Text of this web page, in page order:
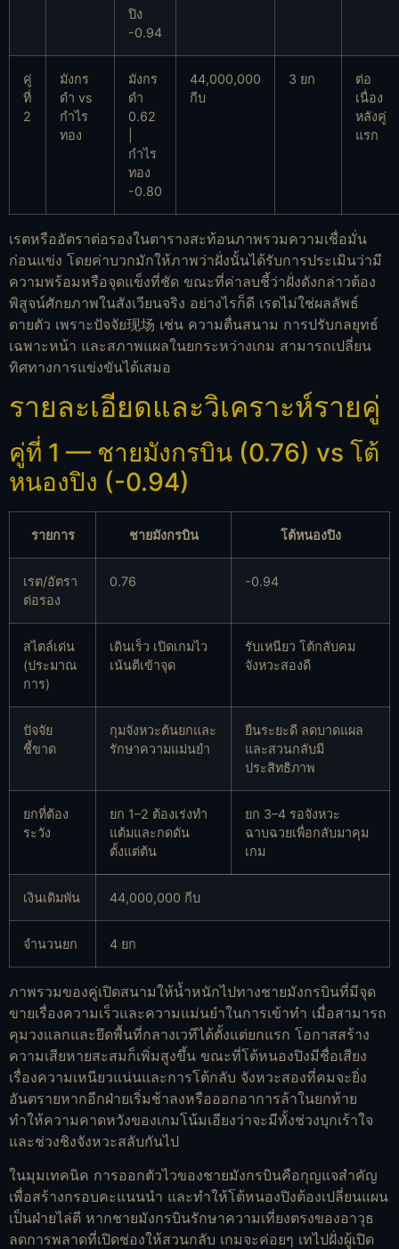
ปิง
-0.94
คู่
ที่
2
มังกร
ดำ vs
กำไร
ทอง
มังกร
ดำ
0.62
กำไร
ทอง
-0.80
44,000,000
กีบ
3 ยก
ต่อ
เนื่อง
หลังคู่
แรก
เรตหรืออัตราต่อรองในตารางสะท้อนภาพรวมความเชื่อมั่น
ก่อนแข่ง โดยค่าบวกมักให้ภาพว่าฝั่งนั้นได้รับการประเมินว่ามี
ความพร้อมหรือจุดแข็งที่ชัด ขณะที่ค่าลบชี้ว่าฝั่งดังกล่าวต้อง
พิสูจน์ศักยภาพในสังเวียนจริง อย่างไรก็ดี เรตไม่ใช่ผลลัพธ์
ตายตัว เพราะปัจจัย现场 เช่น ความตื่นสนาม การปรับกลยุทธ์
เฉพาะหน้า และสภาพแผลในยกระหว่างเกม สามารถเปลี่ยน
ทิศทางการแข่งขันได้เสมอ
รายละเอียดและวิเคราะห์รายคู่
คู่ที่ 1 — ชายมังกรบิน (0.76) vs โต้
หนองปิง (-0.94)
รายการ ชายมังกรบิน โต้หนองปิง
เรต/อัตรา
ต่อรอง
0.76 -0.94
สไตล์เด่น
(ประมาณ
การ)
เดินเร็ว เปิดเกมไว
เน้นตีเข้าจุด
รับเหนียว โต้กลับคม
จังหวะสองดี
ปัจจัย
ชี้ขาด
กุมจังหวะต้นยกและ
รักษาความแม่นยำ
ยืนระยะดี ลดบาดแผล
และสวนกลับมี
ประสิทธิภาพ
ยกที่ต้อง
ระวัง
ยก 1–2 ต้องเร่งทำ
แต้มและกดดัน
ตั้งแต่ต้น
ยก 3–4 รอจังหวะ
ฉาบฉวยเพื่อกลับมาคุม
เกม
เงินเดิมพัน 44,000,000 กีบ
จำนวนยก 4 ยก
ภาพรวมของคู่เปิดสนามให้น้ำหนักไปทางชายมังกรบินที่มีจุด
ขายเรื่องความเร็วและความแม่นยำในการเข้าทำ เมื่อสามารถ
คุมวงแลกและยึดพื้นที่กลางเวทีได้ตั้งแต่ยกแรก โอกาสสร้าง
ความเสียหายสะสมก็เพิ่มสูงขึ้น ขณะที่โต้หนองปิงมีชื่อเสียง
เรื่องความเหนียวแน่นและการโต้กลับ จังหวะสองที่คมจะยิ่ง
อันตรายหากอีกฝ่ายเริ่มช้าลงหรือออกอาการล้าในยกท้าย
ทำให้ความคาดหวังของเกมโน้มเอียงว่าจะมีทั้งช่วงบุกเร้าใจ
และช่วงชิงจังหวะสลับกันไป
ในมุมเทคนิค การออกตัวไวของชายมังกรบินคือกุญแจสำคัญ
เพื่อสร้างกรอบคะแนนนำ และทำให้โต้หนองปิงต้องเปลี่ยนแผน
เป็นฝ่ายไล่ตี หากชายมังกรบินรักษาความเที่ยงตรงของอาวุธ
ลดการพลาดที่เปิดช่องให้สวนกลับ เกมจะค่อยๆ เทไปฝั่งผู้เปิด